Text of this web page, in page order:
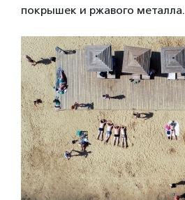
покрышек и ржавого металла.